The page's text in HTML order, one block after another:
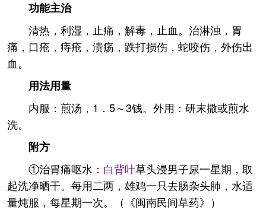
功能主治
清热，利湿，止痛，解毒，止血。治淋浊，胃
痛，口疮，痔疮，溃疡，跌打损伤，蛇咬伤，外伤出
血。
用法用量
内服：煎汤，1．5～3钱。外用：研末撒或煎水
洗。
附方
①治胃痛呕水： 白背叶草头浸男子尿一星期，取
起洗净晒干。每用二两，雄鸡一只去肠杂头肺，水适
量炖服，每星期一次。（《闽南民间草药》）